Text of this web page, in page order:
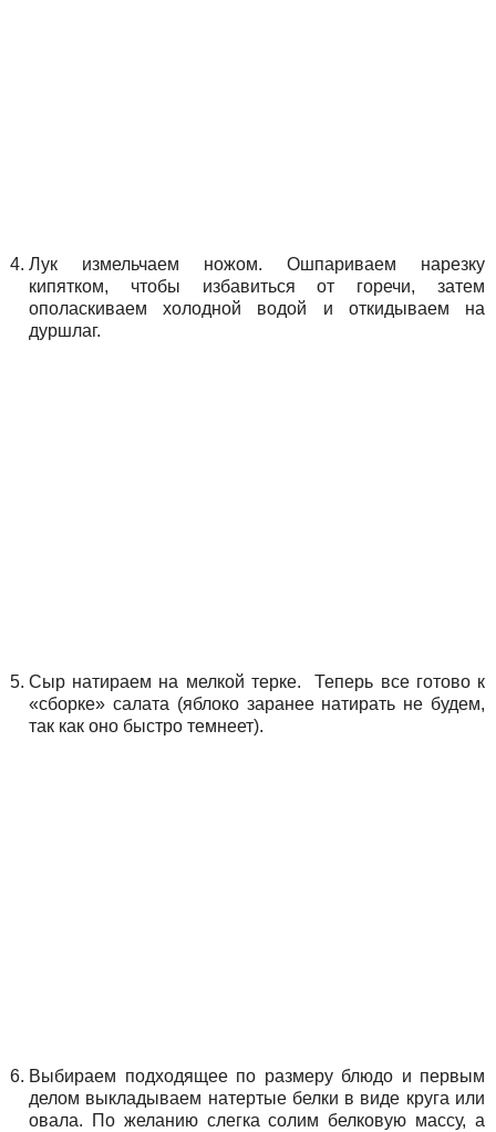
Лук измельчаем ножом. Ошпариваем нарезку
кипятком, чтобы избавиться от горечи, затем
ополаскиваем холодной водой и откидываем на
дуршлаг.
Сыр натираем на мелкой терке. Теперь все готово к
«сборке» салата (яблоко заранее натирать не будем,
так как оно быстро темнеет).
Выбираем подходящее по размеру блюдо и первым
делом выкладываем натертые белки в виде круга или
овала. По желанию слегка солим белковую массу, а